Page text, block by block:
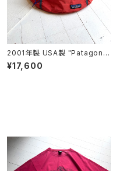
2001年製 USA製 "Patagoni
a" Hip Vault
¥17,600